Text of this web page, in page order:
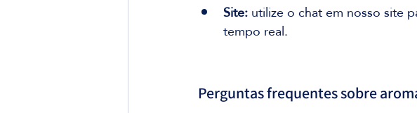
Site: utilize o chat em nosso site
tempo real.
Perguntas frequentes sobre